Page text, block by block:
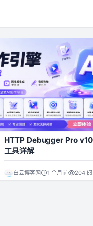
HTTP Debugger Pro
工具详解
白云博客网 1 个月前 204 阅